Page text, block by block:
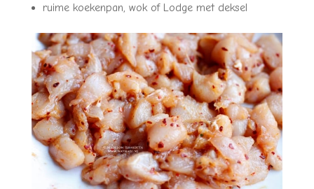
ruime koekenpan, wok of Lodge met deksel